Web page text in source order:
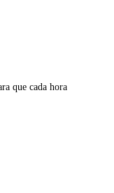
que cada hora